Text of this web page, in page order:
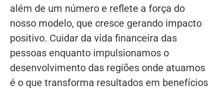
além de um número e reflete a força do
nosso modelo, que cresce gerando impacto
positivo. Cuidar da vida financeira das
pessoas enquanto impulsionamos o
desenvolvimento das regiões onde atuamos
é o que transforma resultados em benefícios